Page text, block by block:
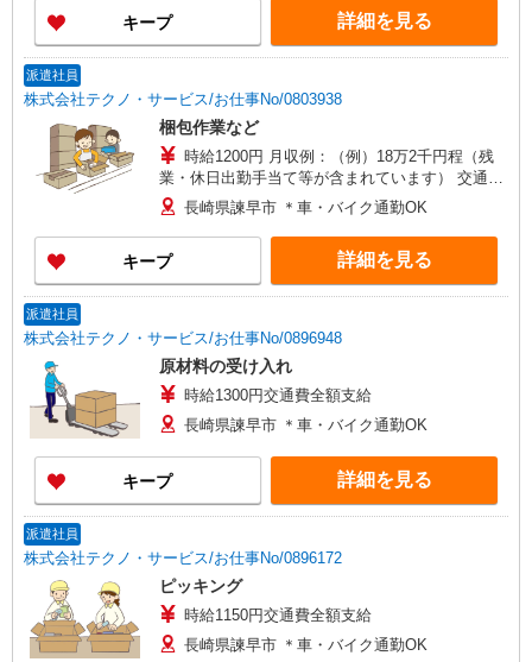
キープ 詳細を見る
派遣社員
株式会社テクノ・サービス/お仕事No/0803938
梱包作業など
時給1200円 月収例：（例）18万2千円程（残
業・休日出勤手当て等が含まれています） 交通費
全額支給
長崎県諫早市 ＊車・バイク通勤OK
キープ 詳細を見る
派遣社員
株式会社テクノ・サービス/お仕事No/0896948
原材料の受け入れ
時給1300円交通費全額支給
長崎県諫早市 ＊車・バイク通勤OK
キープ 詳細を見る
派遣社員
株式会社テクノ・サービス/お仕事No/0896172
ピッキング
時給1150円交通費全額支給
長崎県諫早市 ＊車・バイク通勤OK